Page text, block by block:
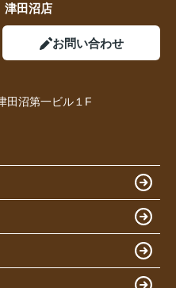
田沼店
お問い合わせ
田沼第一ビル１F